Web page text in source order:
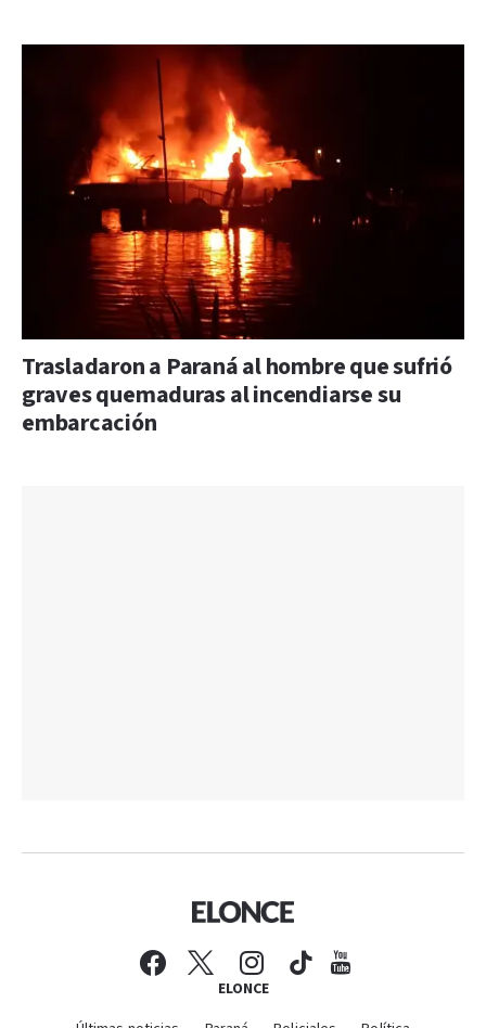
Trasladaron a Paraná al hombre que sufrió
graves quemaduras al incendiarse su
embarcación
ELONCE